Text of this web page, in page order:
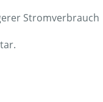
Stromverbrauch